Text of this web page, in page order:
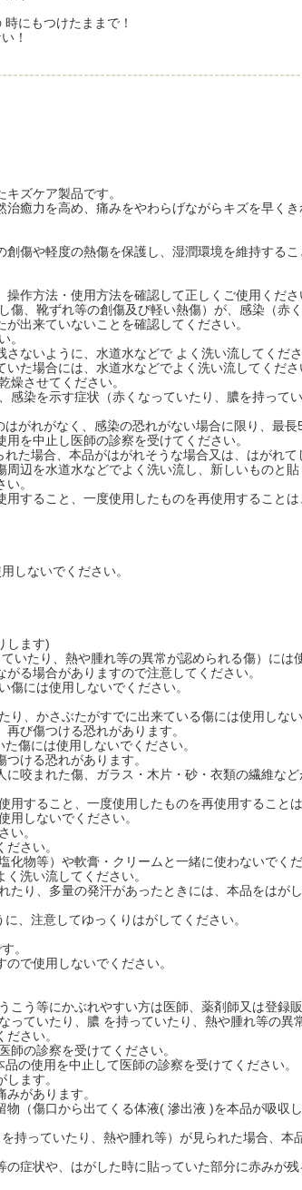
にもつけたままで！
！
ズケア製品です。
癒力を高め、痛みをやわらげながらキズを早くき
傷や軽度の熱傷を保護し、湿潤環境を維持する
作方法・使用方法を確認して正しくご使用くださ
傷、靴ずれ等の創傷及び軽い熱傷）が、感染（赤
出来ていないことを確認してください。
。
ないように、水道水などで よく洗い流してくださ
た場合には、水道水などでよく洗い流してくださ
燥させてください。
感染を示す症状（赤くなっていたり、膿を持って
がれがなく、感染の恐れがない場合に限り、最長
を中止し医師の診察を受けてください。
た場合、本品がはがれそうな場合又は、はがれ
辺を水道水などでよく洗い流し、新しいものと貼
。
すること、一度使用したものを再使用することは
しないでください。
します)
いたり、熱や腫れ等の異常が認められる傷）には
る場合がありますので注意してください。
には使用しないでください。
、かさぶたがすでに出来ている傷には使用しない
び傷つける恐れがあります。
傷には使用しないでください。
ける恐れがあります。
咬まれた傷、ガラス・木片・砂・衣類の繊維な
すること、一度使用したものを再使用すること
用しないでください。
い。
さい。
物等）や軟膏・クリームと一緒に使わないでくだ
洗い流してください。
たり、多量の発汗があったときには、本品をはが
、注意してゆっくりはがしてください。
。
で使用しないでください。
う等にかぶれやすい方は医師、薬剤師又は登録
っていたり、膿 を持っていたり、熱や腫れ等の異
さい。
師の診察を受けてください。
の使用を中止して医師の診察を受けてください。
ます。
があります。
（傷口から出てくる体液( 滲出液 )を本品が吸収
持っていたり、熱や腫れ等）が見られた場合、本
症状や、はがした時に貼っていた部分に赤みが